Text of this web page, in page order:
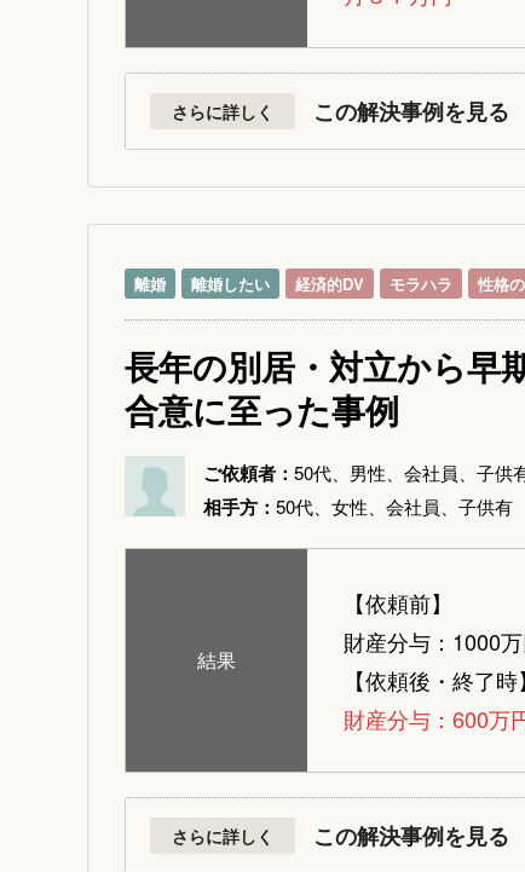
さらに詳しく この解決事例を見る
離婚 離婚したい 経済的DV モラハラ 性格
長年の別居・対立から
合意に至った事例
ご依頼者： 50代、男性、会社員、子供
相手方： 50代、女性、会社員、子供有
結果
【依頼前】
財産分与：1000
【依頼後・終了時】
財産分与：600万
さらに詳しく この解決事例を見る